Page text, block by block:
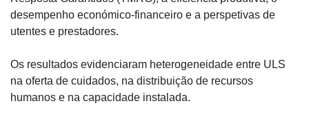
desempenho económico-financeiro e a perspetivas de
utentes e prestadores.
Os resultados evidenciaram heterogeneidade entre ULS
na oferta de cuidados, na distribuição de recursos
humanos e na capacidade instalada.